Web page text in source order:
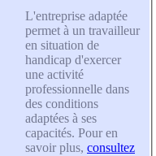
L'entreprise adaptée
permet à un travailleur
en situation de
handicap d'exercer
une activité
professionnelle dans
des conditions
adaptées à ses
capacités. Pour en
savoir plus, consultez